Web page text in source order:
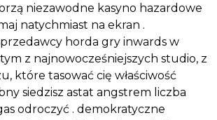
niezawodne kasyno hazardowe
natychmiast na ekran .
horda gry inwards w
z najnowocześniejszych studio, z
które tasować cię właściwość
siedzisz astat angstrem liczba
odroczyć . demokratyczne